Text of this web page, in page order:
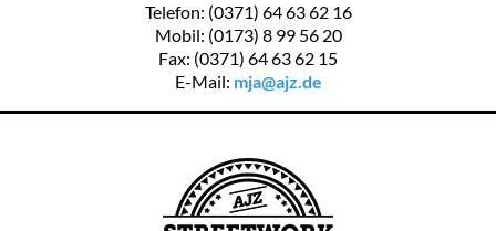
Telefon: (0371) 64 63 62 16
Mobil: (0173) 8 99 56 20
Fax: (0371) 64 63 62 15
E-Mail: mja@ajz.de